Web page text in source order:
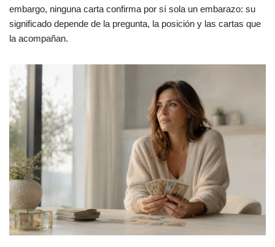
embargo, ninguna carta confirma por sí sola un embarazo: su
significado depende de la pregunta, la posición y las cartas que
la acompañan.